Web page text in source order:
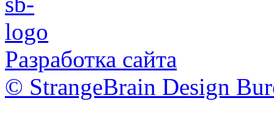
Разработка сайта
© StrangeBrain Design